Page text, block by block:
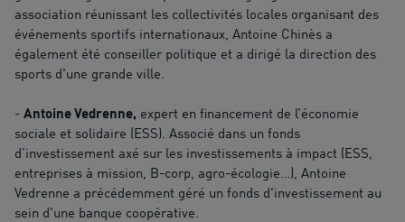
association réunissant les collectivités locales organisant des
événements sportifs internationaux, Antoine Chinès a
également été conseiller politique et a dirigé la direction des
sports d'une grande ville.
- Antoine Vedrenne, expert en financement de l’économie
sociale et solidaire (ESS). Associé dans un fonds
d’investissement axé sur les investissements à impact (ESS,
entreprises à mission, B-corp, agro-écologie…), Antoine
Vedrenne a précédemment géré un fonds d'investissement au
sein d'une banque coopérative.